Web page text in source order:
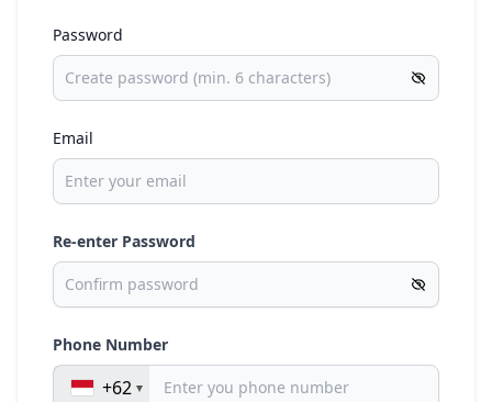
Password
Email
Re-enter Password
Phone Number
+62